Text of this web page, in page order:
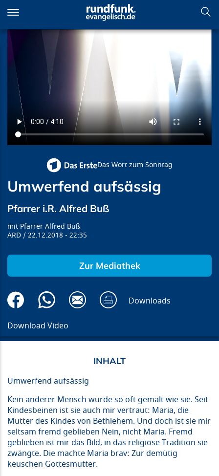
zum
Inhalt
Umwerfend aufsässig
Das Wort zum Sonntag
Umwerfend aufsässig
Pfarrer i.R. Alfred Buß
Pfarrer Alfred Buß
ARD
22.12.2018 22:35
Zur Mediathek
Downloads
Download Video
Umwerfend aufsässig
Kein anderer Mensch wurde so oft gemalt wie sie. Seit
Kindesbeinen ist sie auch mir vertraut: Maria, die
Mutter des Kindes von Bethlehem. Und doch ist sie mir
seltsam fremd geblieben Nein, nicht Maria. Fremd
geblieben ist mir das Bild, in das religiöse Tradition sie
zwängte. Die machte Maria brav: Zur demütig
keuschen Gottesmutter.